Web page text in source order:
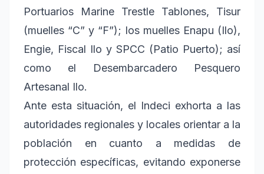
Portuarios Marine Trestle Tablones, Tisur
(muelles “C” y “F”); los muelles Enapu (Ilo),
Engie, Fiscal Ilo y SPCC (Patio Puerto); así
como el Desembarcadero Pesquero
Artesanal Ilo.
Ante esta situación, el Indeci exhorta a las
autoridades regionales y locales orientar a la
población en cuanto a medidas de
protección específicas, evitando exponerse